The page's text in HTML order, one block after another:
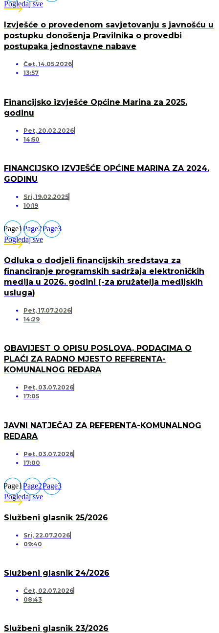
Pogledaj sve
Izvješće o provedenom savjetovanju s javnošću u
postupku donošenja Pravilnika o provedbi
postupaka jednostavne nabave
Čet, 14.05.2026
13:57
Financijsko izvješće Općine Marina za 2025.
godinu
Pet, 20.02.2026
14:50
FINANCIJSKO IZVJEŠĆE OPĆINE MARINA ZA 2024.
GODINU
Sri, 19.02.2025
10:19
Page1Page2Page3
Pogledaj sve
Odluka o dodjeli financijskih sredstava za
financiranje programskih sadržaja elektroničkih
medija u 2026. godini (-za pružatelja medijskih
usluga)
Pet, 17.07.2026
14:29
OBAVIJEST O OPISU POSLOVA, PODACIMA O
PLAĆI ZA RADNO MJESTO REFERENTA-
KOMUNALNOG REDARA
Pet, 03.07.2026
17:05
JAVNI NATJEČAJ ZA REFERENTA-KOMUNALNOG
REDARA
Pet, 03.07.2026
17:00
Page1Page2Page3
Pogledaj sve
Službeni glasnik 25/2026
Sri, 22.07.2026
09:40
Službeni glasnik 24/2026
Čet, 02.07.2026
08:43
Službeni glasnik 23/2026